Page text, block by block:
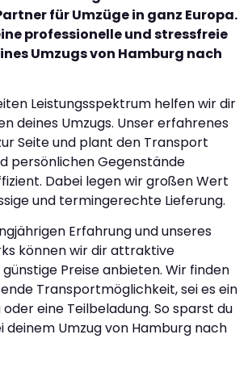
für Umzüge in ganz Europa.
professionelle und stressfreie
Umzugs von Hamburg nach
Leistungsspektrum helfen wir dir
deines Umzugs. Unser erfahrenes
Seite und plant den Transport
persönlichen Gegenstände
Dabei legen wir großen Wert
und termingerechte Lieferung.
Erfahrung und unseres
können wir dir attraktive
Preise anbieten. Wir finden
Transportmöglichkeit, sei es ein
eine Teilbeladung. So sparst du
deinem Umzug von Hamburg nach